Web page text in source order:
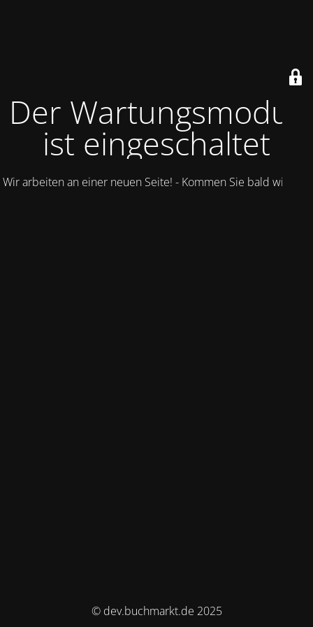
Der Wartungsmodus
ist eingeschaltet
Wir arbeiten an einer neuen Seite! - Kommen Sie bald wieder.
© dev.buchmarkt.de 2025